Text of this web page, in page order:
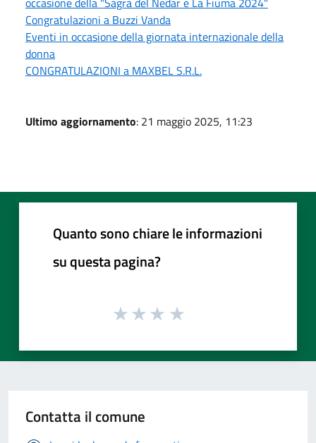
Congratulazioni a Buzzi Vanda
Eventi in occasione della giornata internazionale della
donna
CONGRATULAZIONI a MAXBEL S.R.L.
Ultimo aggiornamento: 21 maggio 2025, 11:23
Quanto sono chiare le informazioni
su questa pagina?
Contatta il comune